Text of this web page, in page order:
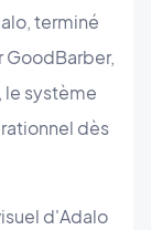
terminé
GoodBarber,
système
dès
d'Adalo